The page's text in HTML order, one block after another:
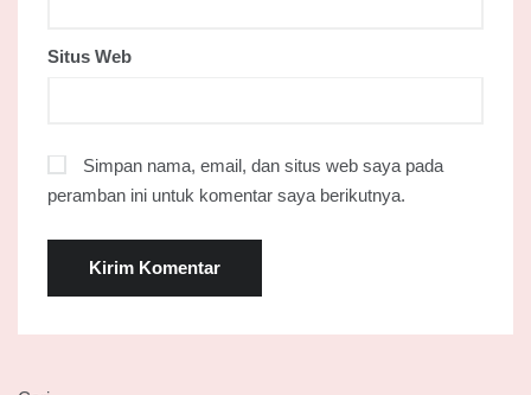
Situs Web
Simpan nama, email, dan situs web saya pada
peramban ini untuk komentar saya berikutnya.